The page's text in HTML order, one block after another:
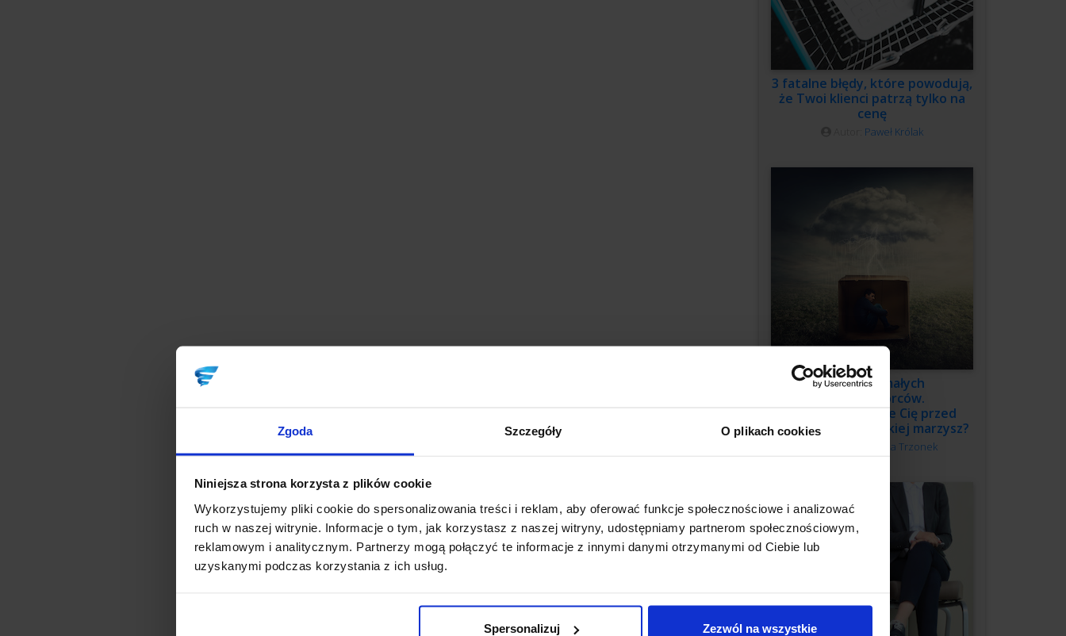
Zgoda Szczegóły O plikach cookies
Niniejsza strona korzysta z plików cookie
Wykorzystujemy pliki cookie do spersonalizowania treści i reklam, aby oferować funkcje społecznościowe i analizować
ruch w naszej witrynie. Informacje o tym, jak korzystasz z naszej witryny, udostępniamy partnerom społecznościowym,
reklamowym i analitycznym. Partnerzy mogą połączyć te informacje z innymi danymi otrzymanymi od Ciebie lub
uzyskanymi podczas korzystania z ich usług.
Spersonalizuj Zezwól na wszystkie
3 fatalne błędy, które powodują,
że Twoi klienci patrzą tylko na
cenę
Paweł Królak
3 grzechy małych
przedsiębiorców.
Co powstrzymuje Cię przed
budową firmy, o jakiej marzysz?
Katarzyna Trzonek